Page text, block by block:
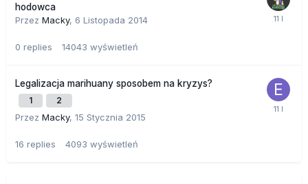
hodowca
Przez Macky, 6 Listopada 2014
0 replies 14043 wyświetleń
Legalizacja marihuany sposobem na kryzys?
1 2
Przez Macky, 15 Stycznia 2015
16 replies 4093 wyświetleń